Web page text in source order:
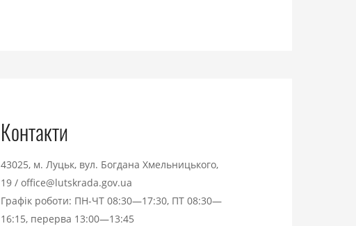
Контакти
43025, м. Луцьк, вул. Богдана Хмельницького,
19 / office@lutskrada.gov.ua
Графік роботи: ПН-ЧТ 08:30—17:30, ПТ 08:30—
16:15, перерва 13:00—13:45